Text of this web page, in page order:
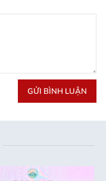
GỬI BÌNH LUẬN